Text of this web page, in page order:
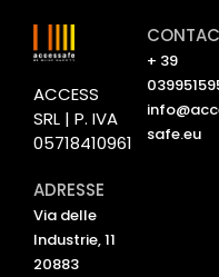
ACCESS
SRL | P. IVA
05718410961
ADRESSE
Via delle
Industrie, 11
20883
+ 39
safe.eu